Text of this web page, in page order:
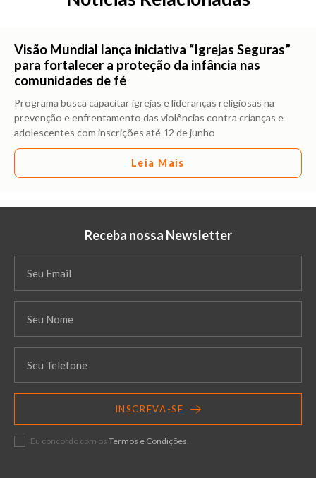
Visão Mundial lança iniciativa “Igrejas Seguras”
para fortalecer a proteção da infância nas
comunidades de fé
Programa busca capacitar igrejas e lideranças religiosas na
prevenção e enfrentamento das violências contra crianças e
adolescentes com inscrições até 12 de junho
Leia Mais
Receba nossa Newsletter
INSCREVA-SE
Eu concordo com os Termos e Condições